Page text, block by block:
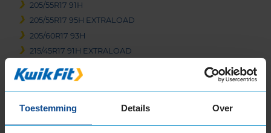
Toestemming Details Over
205/55R17 91H
205/55R17 95H EXTRALOAD
205/60R17 93H
215/45R17 91H EXTRALOAD
215/50R17 95V EXTRALOAD
215/55R17 94H
215/65R17 99H
225/45R17 91H